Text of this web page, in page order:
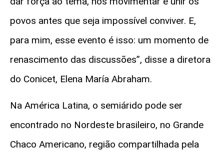
povos antes que seja impossível conviver. E,
para mim, esse evento é isso: um momento de
renascimento das discussões”, disse a diretora
do Conicet, Elena María Abraham.
Na América Latina, o semiárido pode ser
encontrado no Nordeste brasileiro, no Grande
Chaco Americano, região compartilhada pela